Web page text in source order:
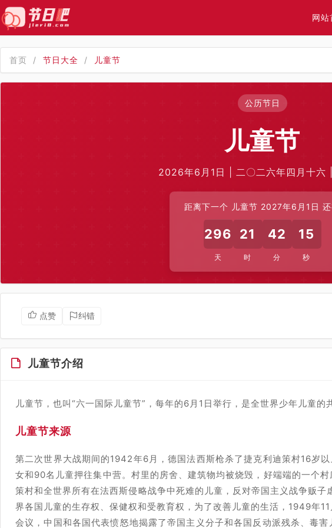
网站
首页 / 节日大全 / 儿童节
公历节日
儿童节
2026年6月1日 | 二〇二六年四月十六
距离下一个 儿童节 2027年6月1日
296
天
21
时
42
分
14
秒
点赞 纠错
儿童节介绍
儿童节，也叫“六一国际儿童节”，每年的6月1日举行，是全世界少年儿童的
儿童节来源
第二次世界大战期间的1942年6月，德国法西斯枪杀了捷克利迪策村16岁
女和90名儿童押往集中营。村里的房舍、建筑物均被烧毁，好端端的一个
策村和全世界所有在法西斯侵略战争中死难的儿童，反对帝国主义战争贩
界各国儿童的生存权、保健权和受教育权，为了改善儿童的生活，1949年
会议，中国和各国代表愤怒地揭露了帝国主义分子和各国反动派残杀、毒